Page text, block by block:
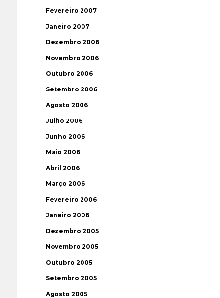
Fevereiro 2007
Janeiro 2007
Dezembro 2006
Novembro 2006
Outubro 2006
Setembro 2006
Agosto 2006
Julho 2006
Junho 2006
Maio 2006
Abril 2006
Março 2006
Fevereiro 2006
Janeiro 2006
Dezembro 2005
Novembro 2005
Outubro 2005
Setembro 2005
Agosto 2005